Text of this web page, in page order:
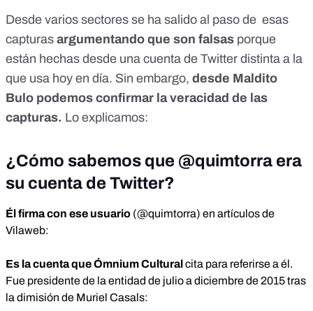
Desde varios sectores se ha salido al paso de esas
capturas argumentando que son falsas porque
están hechas desde una cuenta de Twitter distinta a la
que usa hoy en día. Sin embargo, desde Maldito
Bulo podemos confirmar la veracidad de las
capturas. Lo explicamos:
¿Cómo sabemos que @quimtorra era
su cuenta de Twitter?
Él firma con ese usuario (@quimtorra) en artículos de
Vilaweb:
Es la cuenta que Ómnium Culturalcita para referirse a él.
Fue presidente de la entidad de julio a diciembre de 2015 tras
la dimisión de Muriel Casals: